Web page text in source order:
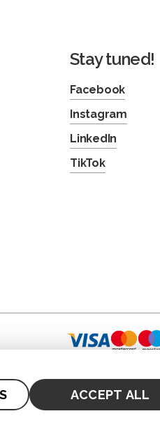
ACCEPT ALL
Stay tuned!
Facebook
Instagram
LinkedIn
TikTok